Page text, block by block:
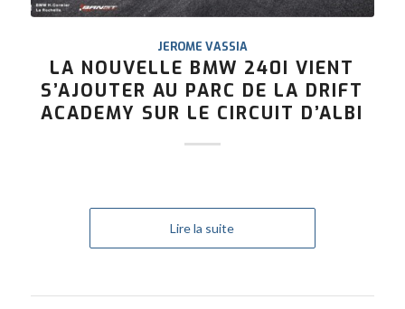
JEROME VASSIA
LA NOUVELLE BMW 240I VIENT
S’AJOUTER AU PARC DE LA DRIFT
ACADEMY SUR LE CIRCUIT D’ALBI
Lire la suite